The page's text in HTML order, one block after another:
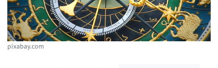
pixabay.com